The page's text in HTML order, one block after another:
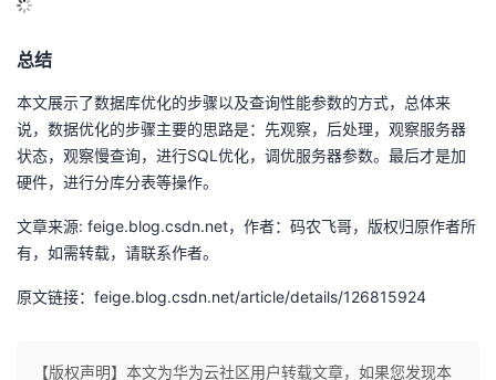
总结
本文展示了数据库优化的步骤以及查询性能参数的方式，总体来
说，数据优化的步骤主要的思路是：先观察，后处理，观察服务器
状态，观察慢查询，进行SQL优化，调优服务器参数。最后才是加
硬件，进行分库分表等操作。
文章来源: feige.blog.csdn.net，作者：码农飞哥，版权归原作者所
有，如需转载，请联系作者。
原文链接：feige.blog.csdn.net/article/details/126815924
【版权声明】本文为华为云社区用户转载文章，如果您发现本